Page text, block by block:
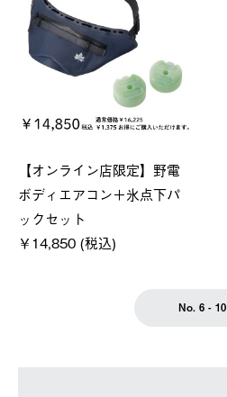
【オンライン店限定】野電
ボディエアコン＋氷点下パ
ックセット
￥14,850 (税込)
No. 6 - 10